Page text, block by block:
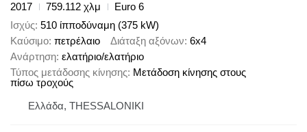
2017
759.112 χλμ
Euro 6
Ισχύς 510 ίπποδύναμη (375 kW)
Καύσιμο πετρέλαιο Διάταξη αξόνων 6x4
Ανάρτηση ελατήριο/ελατήριο
Τύπος μετάδοσης κίνησης Μετάδοση κίνησης στους
πίσω τροχούς
Ελλάδα, THESSALONIKI